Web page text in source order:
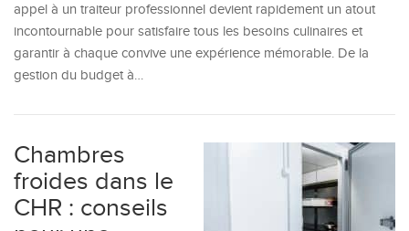
appel à un traiteur professionnel devient rapidement un atout
incontournable pour satisfaire tous les besoins culinaires et
garantir à chaque convive une expérience mémorable. De la
gestion du budget à…
Chambres
froides dans le
CHR : conseils